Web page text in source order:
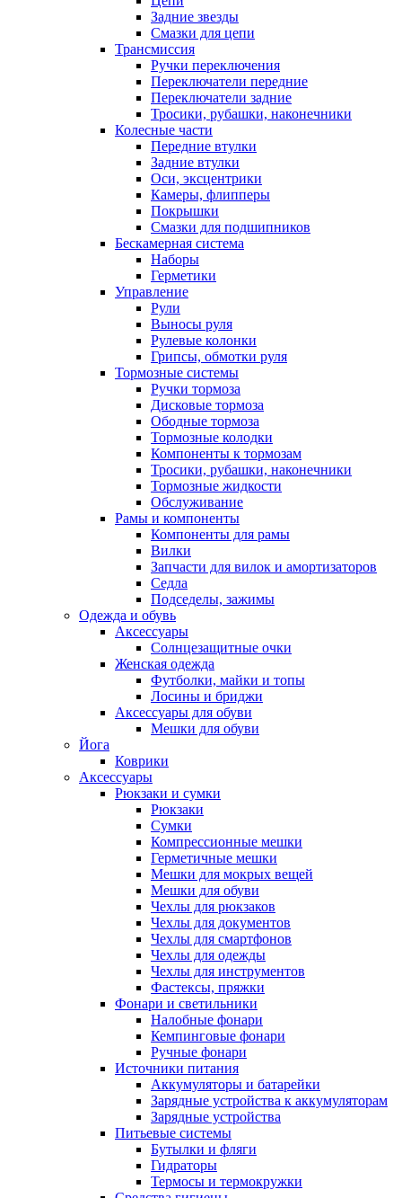
Задние звезды
Смазки для цепи
Трансмиссия
Ручки переключения
Переключатели передние
Переключатели задние
Тросики, рубашки, наконечники
Колесные части
Передние втулки
Задние втулки
Оси, эксцентрики
Камеры, флипперы
Покрышки
Смазки для подшипников
Бескамерная система
Наборы
Герметики
Управление
Рули
Выносы руля
Рулевые колонки
Грипсы, обмотки руля
Тормозные системы
Ручки тормоза
Дисковые тормоза
Ободные тормоза
Тормозные колодки
Компоненты к тормозам
Тросики, рубашки, наконечники
Тормозные жидкости
Обслуживание
Рамы и компоненты
Компоненты для рамы
Вилки
Запчасти для вилок и амортизаторов
Седла
Подседелы, зажимы
Одежда и обувь
Аксессуары
Солнцезащитные очки
Женская одежда
Футболки, майки и топы
Лосины и бриджи
Аксессуары для обуви
Мешки для обуви
Йога
Коврики
Аксессуары
Рюкзаки и сумки
Рюкзаки
Сумки
Компрессионные мешки
Герметичные мешки
Мешки для мокрых вещей
Мешки для обуви
Чехлы для рюкзаков
Чехлы для документов
Чехлы для смартфонов
Чехлы для одежды
Чехлы для инструментов
Фастексы, пряжки
Фонари и светильники
Налобные фонари
Кемпинговые фонари
Ручные фонари
Источники питания
Аккумуляторы и батарейки
Зарядные устройства к аккумуляторам
Зарядные устройства
Питьевые системы
Бутылки и фляги
Гидраторы
Термосы и термокружки